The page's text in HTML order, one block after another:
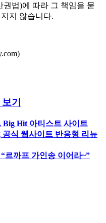
법)에 따라 그 책임을 묻
지 않습니다.
기
Big Hit 아티스트 사이트
공식 웹사이트 반응형 리뉴
르까프 가인송 이어라~”